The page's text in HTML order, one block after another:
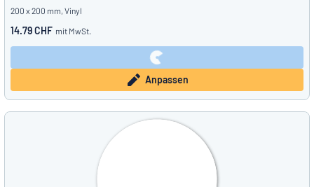
200 x 200 mm, Vinyl
14.79 CHF mit MwSt.
Anpassen